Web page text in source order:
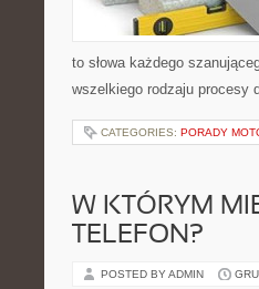
to słowa każdego
wszelkiego rodzaju procesy
CATEGORIES: PORADY
W KTÓRYM
TELEFON?
POSTED BY ADMIN